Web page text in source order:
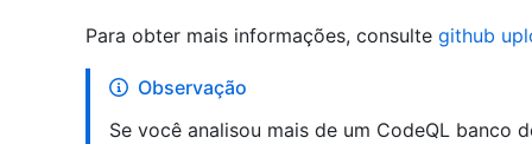
Para obter mais informações, consulte github
Observação
Se você analisou mais de um CodeQL banco